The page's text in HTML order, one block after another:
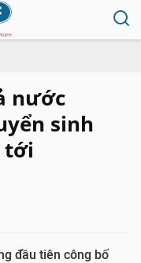
nước
sinh
tới
đầu tiên công bố